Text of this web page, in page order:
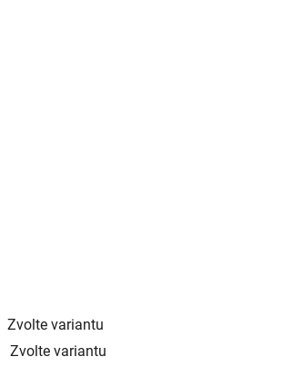
Zvolte variantu
Zvolte variantu